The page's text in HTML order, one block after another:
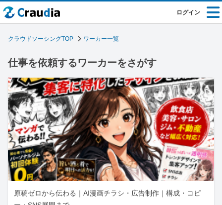
ログイン
クラウドソーシングTOP ワーカー一覧
仕事を依頼するワーカーをさがす
原稿ゼロから伝わる｜AI漫画チラシ・広告制作｜構成・コピ